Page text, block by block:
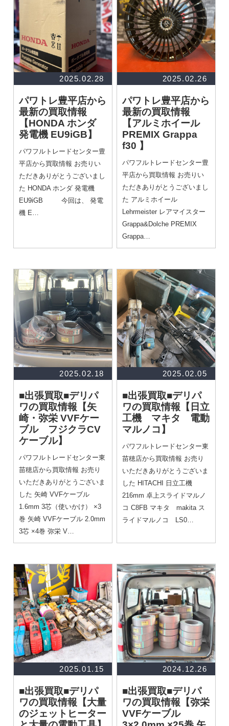
2025.02.28
パワトレ豊平店から
最新の買取情報
【HONDA ホンダ
発電機 EU9iGB】
パワフルトレードセンター豊
平店から買取情報 お売りい
ただきありがとうございまし
た HONDA ホンダ 発電機
EU9iGB 今回は、 発電
機 E…
2025.02.26
パワトレ豊平店から
最新の買取情報
【アルミホイール
PREMIX Grappa
f30 】
パワフルトレードセンター豊
平店から買取情報 お売りい
ただきありがとうございまし
た アルミホイール
Lehrmeister レアマイスター
Grappa&Dolche PREMIX
Grappa…
2025.02.18
■出張買取■デリパ
ワの買取情報 【矢
崎・弥栄 VVFケー
ブル フジクラCV
ケーブル】
パワフルトレードセンター東
苗穂店から買取情報 お売り
いただきありがとうございま
した 矢崎 VVFケーブル
1.6mm 3芯（使いかけ） ×3
巻 矢崎 VVFケーブル 2.0mm
3芯 ×4巻 弥栄 V…
2025.02.05
■出張買取■デリパ
ワの買取情報 【日立
工機 マキタ 電動
マルノコ】
パワフルトレードセンター東
苗穂店から買取情報 お売り
いただきありがとうございま
した HITACHI 日立工機
216mm 卓上スライドマルノ
コ C8FB マキタ makita ス
ライドマルノコ LS0…
2025.01.15
■出張買取■デリパ
ワの買取情報 【大量
のジェットヒーター
2024.12.26
■出張買取■デリパ
ワの買取情報 【弥栄
VVFケーブル